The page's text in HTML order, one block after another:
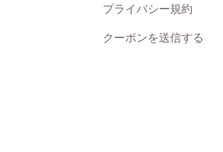
プライバシー規約
クーポンを送信する